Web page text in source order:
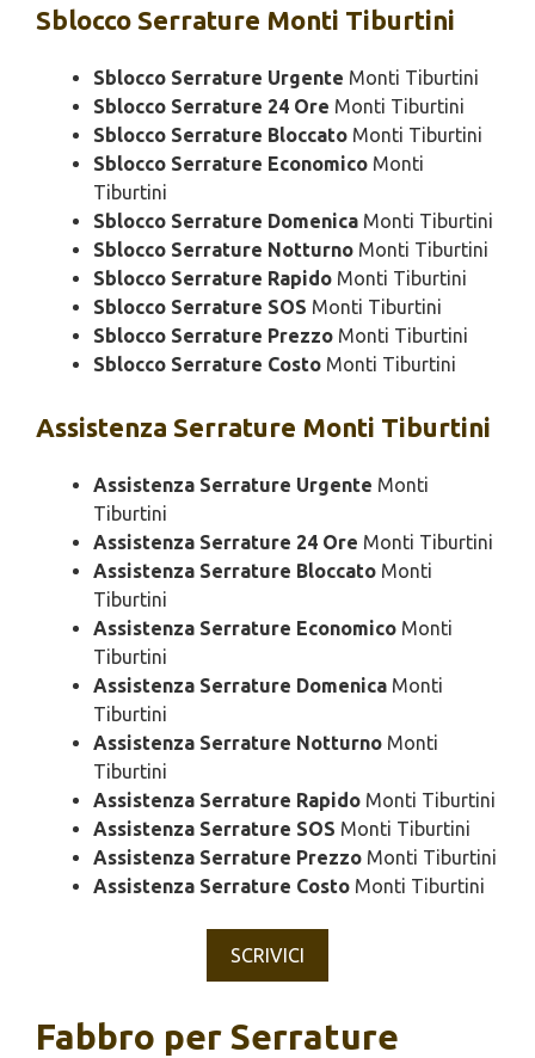
Sblocco Serrature Monti Tiburtini
Sblocco Serrature Urgente Monti Tiburtini
Sblocco Serrature 24 Ore Monti Tiburtini
Sblocco Serrature Bloccato Monti Tiburtini
Sblocco Serrature Economico Monti
Tiburtini
Sblocco Serrature Domenica Monti Tiburtini
Sblocco Serrature Notturno Monti Tiburtini
Sblocco Serrature Rapido Monti Tiburtini
Sblocco Serrature SOS Monti Tiburtini
Sblocco Serrature Prezzo Monti Tiburtini
Sblocco Serrature Costo Monti Tiburtini
Assistenza Serrature Monti Tiburtini
Assistenza Serrature Urgente Monti
Tiburtini
Assistenza Serrature 24 Ore Monti Tiburtini
Assistenza Serrature Bloccato Monti
Tiburtini
Assistenza Serrature Economico Monti
Tiburtini
Assistenza Serrature Domenica Monti
Tiburtini
Assistenza Serrature Notturno Monti
Tiburtini
Assistenza Serrature Rapido Monti Tiburtini
Assistenza Serrature SOS Monti Tiburtini
Assistenza Serrature Prezzo Monti Tiburtini
Assistenza Serrature Costo Monti Tiburtini
SCRIVICI
Fabbro per Serrature